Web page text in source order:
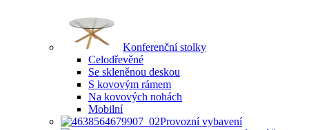
Konferenční stolky
Celodřevěné
Se skleněnou deskou
S kovovým rámem
Na kovových nohách
Mobilní
Provozní vybavení